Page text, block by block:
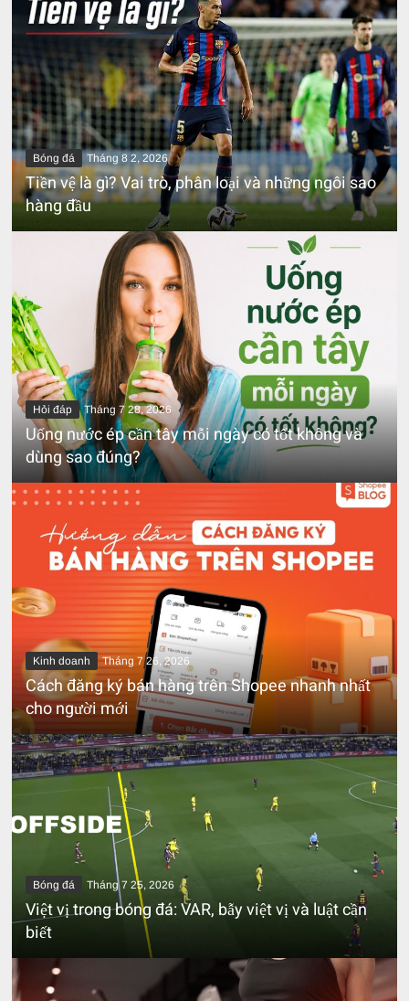
Bóng đá Tháng 8 2, 2026
Tiền vệ là gì? Vai trò, phân loại và những ngôi sao
hàng đầu
Hỏi đáp Tháng 7 28, 2026
Uống nước ép cần tây mỗi ngày có tốt không và
dùng sao đúng?
Kinh doanh Tháng 7 26, 2026
Cách đăng ký bán hàng trên Shopee nhanh nhất
cho người mới
Bóng đá Tháng 7 25, 2026
Việt vị trong bóng đá: VAR, bẫy việt vị và luật cần
biết